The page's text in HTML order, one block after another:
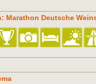
Marathon Deutsche